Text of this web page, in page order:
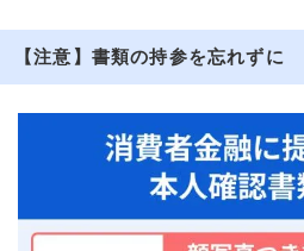
【注意】書類の持参を忘れずに